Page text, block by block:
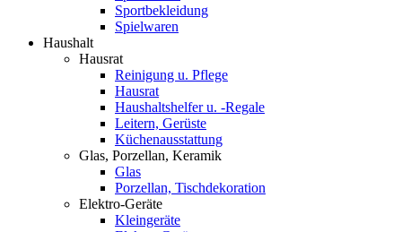
Sportbekleidung
Spielwaren
Haushalt
Hausrat
Reinigung u. Pflege
Hausrat
Haushaltshelfer u. -Regale
Leitern, Gerüste
Küchenausstattung
Glas, Porzellan, Keramik
Glas
Porzellan, Tischdekoration
Elektro-Geräte
Kleingeräte